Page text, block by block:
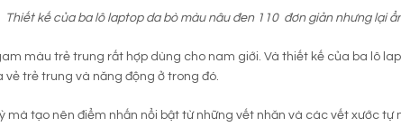
Thiết kế của ba lô laptop da bò màu nâu đen 110 đơn giản nhưng lại
màu trẻ trung rất hợp dùng cho nam giới. Và thiết kế của ba lô
vẻ trẻ trung và năng động ở trong đó.
mà tạo nên điểm nhấn nổi bật từ những vết nhăn và các vết xước tự